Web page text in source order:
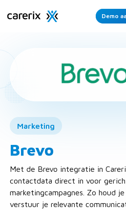
Demo
Marketing
Brevo
Met de Brevo integratie in
contactdata direct in voor
marketingcampagnes. Zo houd
verstuur je relevante